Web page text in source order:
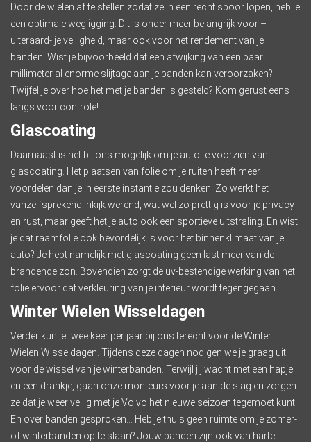
Door de wielen af te stellen zodat ze in een recht spoor lopen, heb je
een optimale wegligging. Dit is onder meer belangrijk voor –
uiteraard- je veiligheid, maar ook voor het rendement van je
banden. Wist je bijvoorbeeld dat een afwijking van een paar
millimeter al enorme slijtage aan je banden kan veroorzaken?
Twijfel je over hoe het met je banden is gesteld? Kom gerust eens
langs voor controle!
Glascoating
Daarnaast is het bij ons mogelijk om je auto te voorzien van
glascoating. Het plaatsen van folie om je ruiten heeft meer
voordelen dan je in eerste instantie zou denken. Zo werkt het
vanzelfsprekend inkijk werend, wat wel zo prettig is voor je privacy
en rust, maar geeft het je auto ook een sportieve uitstraling. En wist
je dat raamfolie ook bevordelijk is voor het binnenklimaat van je
auto? Je hebt namelijk met glascoating geen last meer van de
brandende zon. Bovendien zorgt de uv-bestendige werking van het
folie ervoor dat verkleuring van je interieur wordt tegengegaan.
Winter Wielen Wisseldagen
Verder kun je twee keer per jaar bij ons terecht voor de Winter
Wielen Wisseldagen. Tijdens deze dagen nodigen we je graag uit
voor de wissel van je winterbanden. Terwijl jij wacht met een hapje
en een drankje, gaan onze monteurs voor je aan de slag en zorgen
ze dat je weer veilig met je Volvo het nieuwe seizoen tegemoet kunt.
En over banden gesproken… Heb je thuis geen ruimte om je zomer-
of winterbanden op te slaan? Jouw banden zijn ook van harte